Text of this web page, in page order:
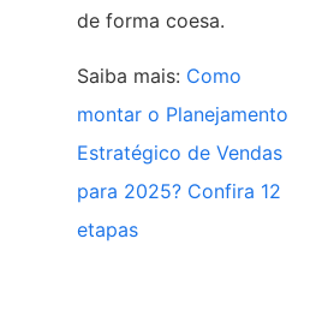
de forma coesa.
Saiba mais: Como
montar o Planejamento
Estratégico de Vendas
para 2025? Confira 12
etapas